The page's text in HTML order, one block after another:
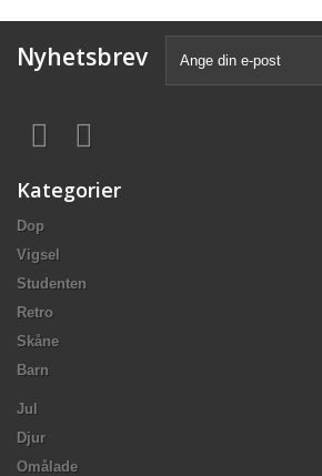
Nyhetsbrev
Kategorier
Dop
Vigsel
Studenten
Retro
Skåne
Barn
Jul
Djur
Omålade